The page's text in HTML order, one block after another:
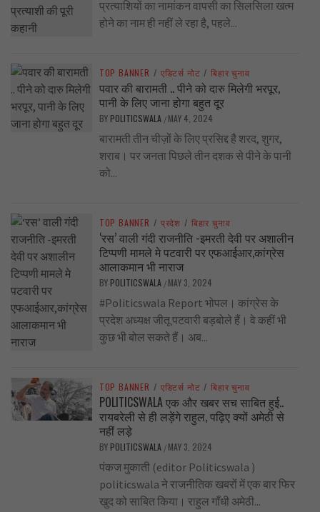
प्रत्याशियों का नामांकन वापसी का सिलसिला खत्म
होने का नाम ही नहीं ले रहा है, पहले...
TOP BANNER / एडिटर्स नोट / बिहार चुनाव
पवार की बारामती .. पीने को दारु मिलेगी भरपूर,
पानी के लिए जाना होगा बहुत दूर
BY POLITICSWALA / MAY 4, 2024
बारामती तीन चीज़ों के लिए प्रसिद्द है शरद, शुगर,
शराब। पर जनता पिछले तीन दशक से पीने के पानी
को...
TOP BANNER / प्रदेश / बिहार चुनाव
‘रस’ वाली गंदी राजनीति -इमरती देवी पर अशालीन
टिप्पणी मामले मे पटवारी पर एफआईआर,कांग्रेस
आलाकमान भी नाराज
BY POLITICSWALA / MAY 3, 2024
#Politicswala Report भोपल। कांग्रेस के
प्रदेश अध्यक्ष जीतू पटवारी बड़बोले हैं। वे कहीं भी
कुछ भी बोल सकते हैं। अब...
TOP BANNER / एडिटर्स नोट / बिहार चुनाव
POLITICSWALA एक और खबर सच साबित हुई..
रायबरेली से ही लड़ेंगे राहुल, पढ़िए क्यों अमेठी से
नहीं लड़े
BY POLITICSWALA / MAY 3, 2024
पंकज मुकाती (editor Politicswala )
politicswala ने राजनीतिक खबरों में एक बार फिर
खुद को साबित किया। राहुल गाँधी अमेठी...